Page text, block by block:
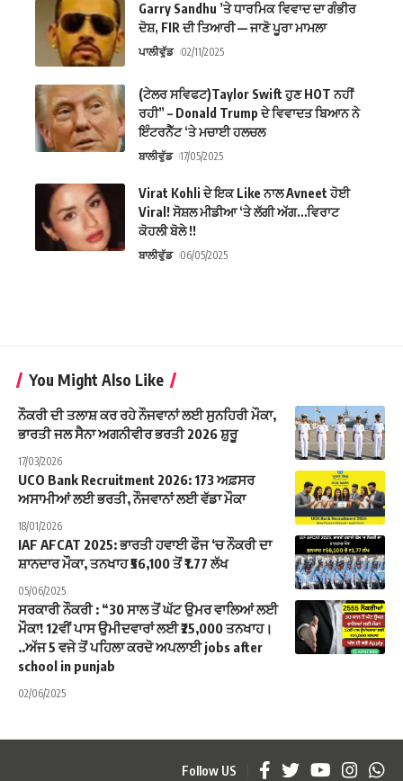
Garry Sandhu ’ਤੇ ਧਾਰਮਿਕ ਵਿਵਾਦ ਦਾ ਗੰਭੀਰ
ਦੋਸ਼, FIR ਦੀ ਤਿਆਰੀ — ਜਾਣੋ ਪੂਰਾ ਮਾਮਲਾ
ਪਾਲੀਵੁੱਡ 02/11/2025
(ਟੇਲਰ ਸਵਿਫਟ)Taylor Swift ਹੁਣ HOT ਨਹੀਂ
ਰਹੀ” – Donald Trump ਦੇ ਵਿਵਾਦਤ ਬਿਆਨ ਨੇ
ਇੰਟਰਨੈੱਟ ‘ਤੇ ਮਚਾਈ ਹਲਚਲ
ਬਾਲੀਵੁੱਡ 17/05/2025
Virat Kohli ਦੇ ਇਕ Like ਨਾਲ Avneet ਹੋਈ
Viral! ਸੋਸ਼ਲ ਮੀਡੀਆ ‘ਤੇ ਲੱਗੀ ਅੱਗ…ਵਿਰਾਟ
ਕੋਹਲੀ ਬੋਲੇ !!
ਬਾਲੀਵੁੱਡ 06/05/2025
You Might Also Like
ਨੌਕਰੀ ਦੀ ਤਲਾਸ਼ ਕਰ ਰਹੇ ਨੌਜਵਾਨਾਂ ਲਈ ਸੁਨਹਿਰੀ ਮੌਕਾ,
ਭਾਰਤੀ ਜਲ ਸੈਨਾ ਅਗਨੀਵੀਰ ਭਰਤੀ 2026 ਸ਼ੁਰੂ
17/03/2026
UCO Bank Recruitment 2026: 173 ਅਫ਼ਸਰ
ਅਸਾਮੀਆਂ ਲਈ ਭਰਤੀ, ਨੌਜਵਾਨਾਂ ਲਈ ਵੱਡਾ ਮੌਕਾ
18/01/2026
IAF AFCAT 2025: ਭਾਰਤੀ ਹਵਾਈ ਫੌਜ ‘ਚ ਨੌਕਰੀ ਦਾ
ਸ਼ਾਨਦਾਰ ਮੌਕਾ, ਤਨਖਾਹ ₹56,100 ਤੋਂ ₹1.77 ਲੱਖ
05/06/2025
ਸਰਕਾਰੀ ਨੌਕਰੀ : “30 ਸਾਲ ਤੋਂ ਘੱਟ ਉਮਰ ਵਾਲਿਆਂ ਲਈ
ਮੌਕਾ! 12ਵੀਂ ਪਾਸ ਉਮੀਦਵਾਰਾਂ ਲਈ ₹25,000 ਤਨਖਾਹ।
..ਅੱਜ 5 ਵਜੇ ਤੋਂ ਪਹਿਲਾ ਕਰਦੋ ਅਪਲਾਈ jobs after
school in punjab
02/06/2025
Follow US